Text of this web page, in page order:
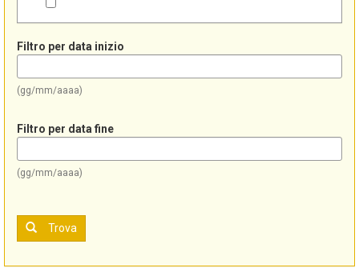
Filtro per data inizio
(gg/mm/aaaa)
Filtro per data fine
(gg/mm/aaaa)
Trova